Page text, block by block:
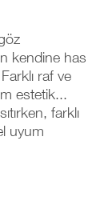
kendine has
raf ve
estetik...
farklı
uyum